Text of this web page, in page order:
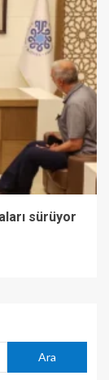
sürüyor
Ara